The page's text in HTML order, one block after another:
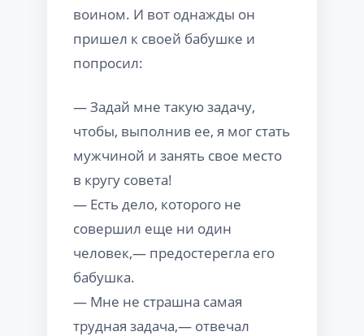
воином. И вот однажды он
пришел к своей бабушке и
попросил:
— Задай мне такую задачу,
чтобы, выполнив ее, я мог стать
мужчиной и занять свое место
в кругу совета!
— Есть дело, которого не
совершил еще ни один
человек,— предостерегла его
бабушка.
— Мне не страшна самая
трудная задача,— отвечал